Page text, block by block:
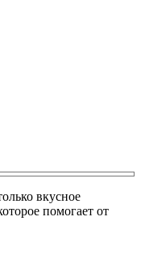
вкусное
помогает от